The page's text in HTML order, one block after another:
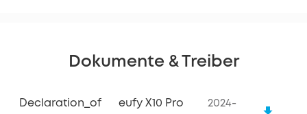
Dokumente & Treiber
Declaration_of
eufy X10 Pro
2024-